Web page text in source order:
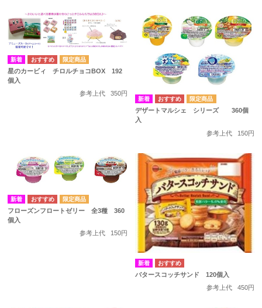
星のカービィ チロルチョコBOX 192
個入
参考上代
350円
デザートマルシェ シリーズ 360個
入
参考上代
150円
フローズンフロートゼリー 全3種 360
個入
参考上代
150円
バタースコッチサンド 120個入
参考上代
450円